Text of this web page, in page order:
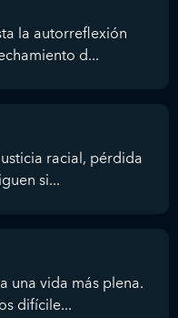
la autorreflexión
d...
racial, pérdida
si...
una vida más plena.
difícile...